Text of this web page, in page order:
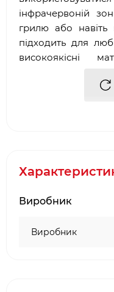
інфрачервоній
грилю або навіть
підходить для
високоякісні
відмінне
міцні ручки;
грилі, бічних
Виробник
Виробник